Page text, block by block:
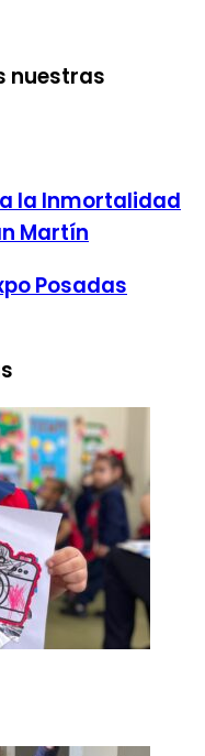
nuestras
la Inmortalidad
Martín
Posadas